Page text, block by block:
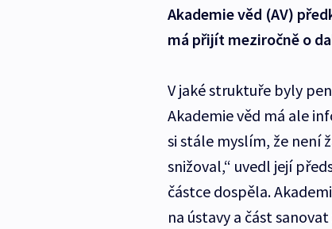
Akademie věd (AV)
má přijít meziročně o
V jaké struktuře byly
Akademie věd má ale
si stále myslím, že není
snižoval,“ uvedl její
částce dospěla.
na ústavy a část